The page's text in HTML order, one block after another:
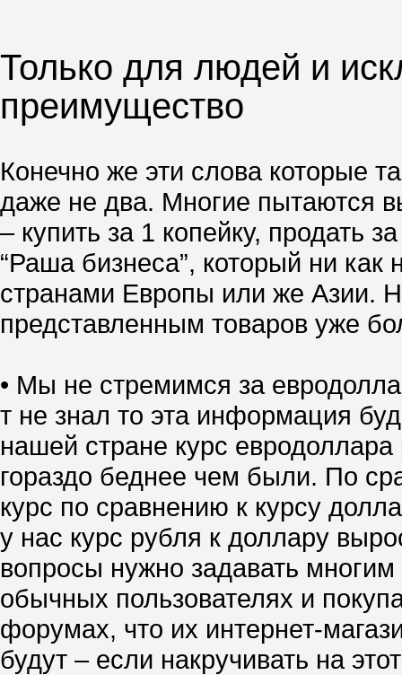
Только для людей и
преимущество
Конечно же эти слова которые
даже не два. Многие пытаются
– купить за 1 копейку, продать
“Раша бизнеса”, который ни
странами Европы или же Азии.
представленным товаров уже
• Мы не стремимся за
т не знал то эта информация
нашей стране курс
гораздо беднее чем были. По
курс по сравнению к курсу
у нас курс рубля к доллару
вопросы нужно задавать
обычных пользователях и
форумах, что их интернет-
будут – если накручивать на